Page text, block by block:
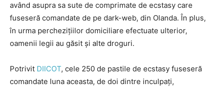
având asupra sa sute de comprimate de ecstasy care
fuseseră comandate de pe dark-web, din Olanda. În plus,
în urma perchezițiilor domiciliare efectuate ulterior,
oamenii legii au găsit și alte droguri.
Potrivit DIICOT, cele 250 de pastile de ecstasy fuseseră
comandate luna aceasta, de doi dintre inculpați,